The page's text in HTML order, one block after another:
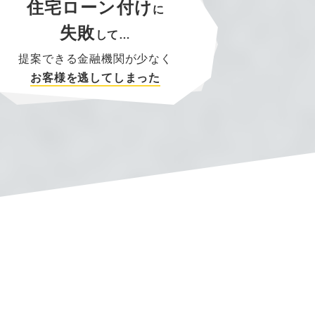
住宅ローン付け に
失敗 して…
提案できる金融機関が少なく
お客様を逃してしまった